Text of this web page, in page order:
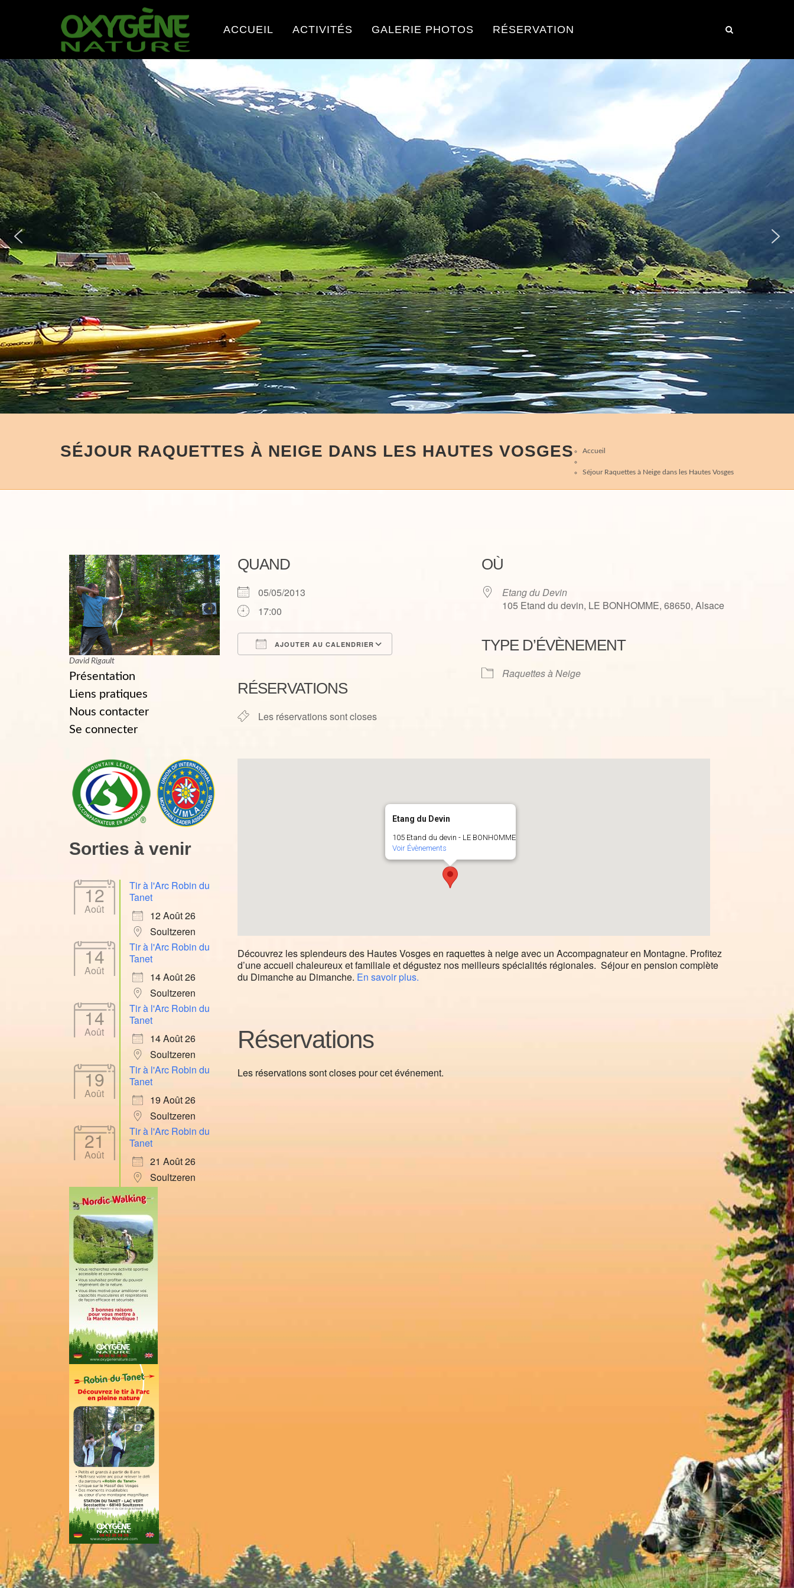
ACCUEIL ACTIVITÉS GALERIE PHOTOS RÉSERVATION
SÉJOUR RAQUETTES À NEIGE DANS LES HAUTES VOSGES Accueil
Séjour Raquettes à Neige dans les Hautes Vosges
QUAND
05/05/2013
17:00
AJOUTER AU CALENDRIER
RÉSERVATIONS
Les réservations sont closes
OÙ
Etang du Devin
105 Etand du devin, LE BONHOMME, 68650, Alsace
TYPE D’ÉVÈNEMENT
Raquettes à Neige
Etang du Devin
105 Etand du devin - LE BONHOMME
Voir Évènements
Découvrez les splendeurs des Hautes Vosges en raquettes à neige avec un Accompagnateur en Montagne. Profitez
d’une accueil chaleureux et familiale et dégustez nos meilleurs spécialités régionales. Séjour en pension complète
du Dimanche au Dimanche. En savoir plus.
Réservations
Les réservations sont closes pour cet événement.
David Rigault
Présentation
Liens pratiques
Nous contacter
Se connecter
Sorties à venir
12
Août
Tir à l'Arc Robin du
Tanet
12 Août 26
Soultzeren
14
Août
Tir à l'Arc Robin du
Tanet
14 Août 26
Soultzeren
14
Août
Tir à l'Arc Robin du
Tanet
14 Août 26
Soultzeren
19
Août
Tir à l'Arc Robin du
Tanet
19 Août 26
Soultzeren
21
Août
Tir à l'Arc Robin du
Tanet
21 Août 26
Soultzeren